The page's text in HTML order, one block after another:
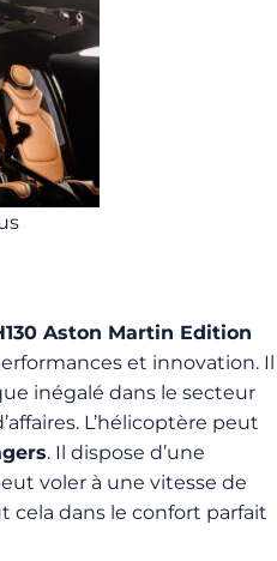
Aston Martin Edition
et innovation. Il
inégalé dans le secteur
L’hélicoptère peut
. Il dispose d’une
voler à une vitesse de
cela dans le confort parfait